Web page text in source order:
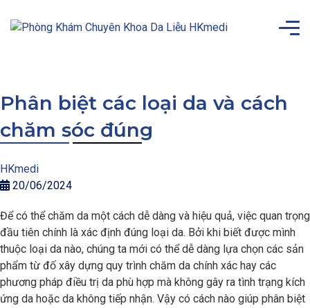
Phân biệt các loại da và cách
chăm sóc đúng
HKmedi
20/06/2024
Để có thể chăm da một cách dễ dàng và hiệu quả, việc quan trọng
đầu tiên chính là xác định đúng loại da. Bởi khi biết được mình
thuộc loại da nào, chúng ta mới có thể dễ dàng lựa chọn các sản
phẩm từ đố xây dựng quy trình chăm da chính xác hay các
phương pháp điều trị da phù hợp mà không gây ra tình trạng kích
ứng da hoặc da không tiếp nhận. Vậy có cách nào giúp phân biệt